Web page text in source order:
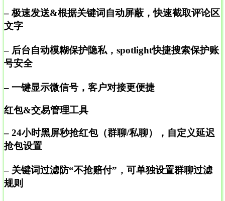
– 极速发送&根据关键词自动屏蔽，快速截取评论区
文字
– 后台自动模糊保护隐私，spotlight快捷搜索保护账
号安全
– 一键显示微信号，客户对接更便捷
红包&交易管理工具
– 24小时黑屏秒抢红包（群聊/私聊），自定义延迟
抢包设置
– 关键词过滤防“不抢赔付”，可单独设置群聊过滤
规则